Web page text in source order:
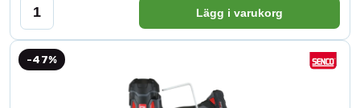
Lägg i varukorg
-47%